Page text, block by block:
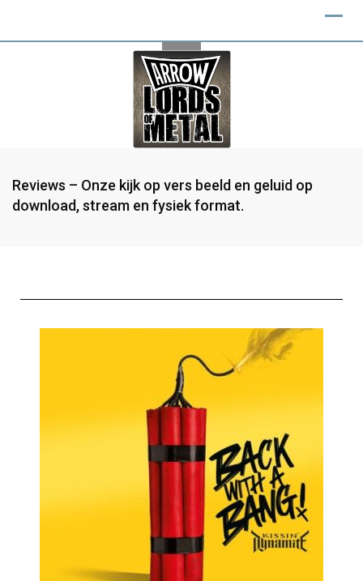
Reviews – Onze kijk op vers beeld en geluid op
download, stream en fysiek format.